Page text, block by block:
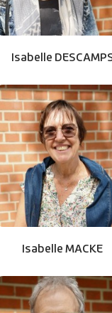
Isabelle
Isabelle MACKE